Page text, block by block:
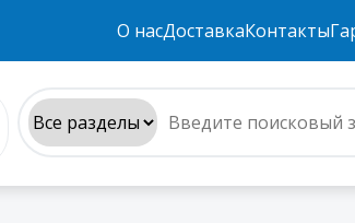
О насДоставкаКонтакты